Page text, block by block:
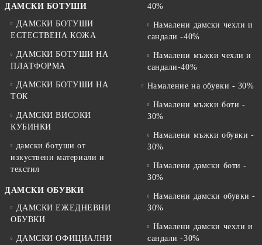
ДАМСКИ БОТУШИ
ДАМСКИ БОТУШИ
ЕСТЕСТВЕНА КОЖА
ДАМСКИ БОТУШИ НА
ПЛАТФОРМА
ДАМСКИ БОТУШИ НА
ТОК
ДАМСКИ ВИСОКИ
КУБИНКИ
дамски ботуши от
изкуствени материали и
текстил
ДАМСКИ ОБУВКИ
ДАМСКИ ЕЖЕДНЕВНИ
ОБУВКИ
ДАМСКИ ОФИЦИАЛНИ
40%
Намалени дамски чехли и
сандали -40%
Намалени мъжки чехли и
сандали-40%
Намаление на обувки - 30%
Намалени мъжки боти -
30%
Намалени мъжки обувки -
30%
Намалени дамски боти -
30%
Намалени дамски обувки -
30%
Намалени дамски чехли и
сандали -30%